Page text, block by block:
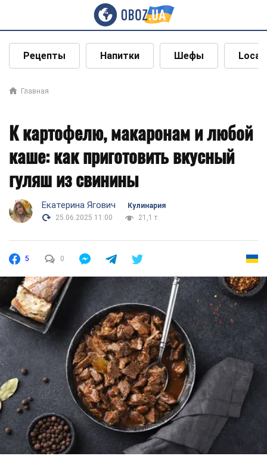
Рецепты Напитки Шефы Local
Главная
К картофелю, макаронам и любой
каше: как приготовить вкусный
гуляш из свинины
Екатерина Ягович
Кулинария
25.06.2025 11:00
21,1 т.
5 0